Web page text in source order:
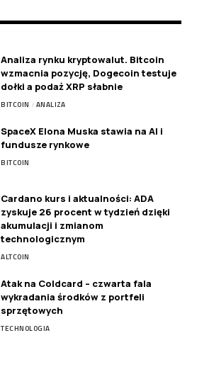
Analiza rynku kryptowalut. Bitcoin
wzmacnia pozycję, Dogecoin testuje
dołki a podaż XRP słabnie
BITCOIN ANALIZA
SpaceX Elona Muska stawia na AI i
fundusze rynkowe
BITCOIN
Cardano kurs i aktualności: ADA
zyskuje 26 procent w tydzień dzięki
akumulacji i zmianom
technologicznym
ALTCOIN
Atak na Coldcard – czwarta fala
wykradania środków z portfeli
sprzętowych
TECHNOLOGIA